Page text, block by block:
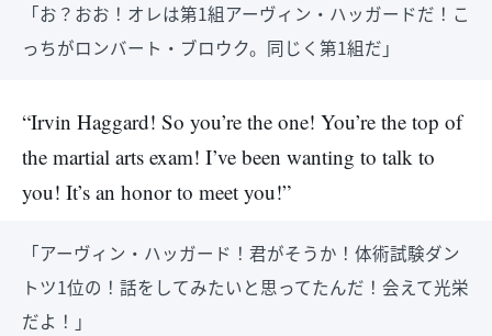
「お？おお！オレは第1組アーヴィン・ハッガードだ！こ
っちがロンバート・ブロウク。同じく第1組だ」
“Irvin Haggard! So you’re the one! You’re the top of
the martial arts exam! I’ve been wanting to talk to
you! It’s an honor to meet you!”
「アーヴィン・ハッガード！君がそうか！体術試験ダン
トツ1位の！話をしてみたいと思ってたんだ！会えて光栄
だよ！」